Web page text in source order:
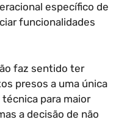
específico de
funcionalidades
faz sentido ter
presos a uma única
para maior
a decisão de não